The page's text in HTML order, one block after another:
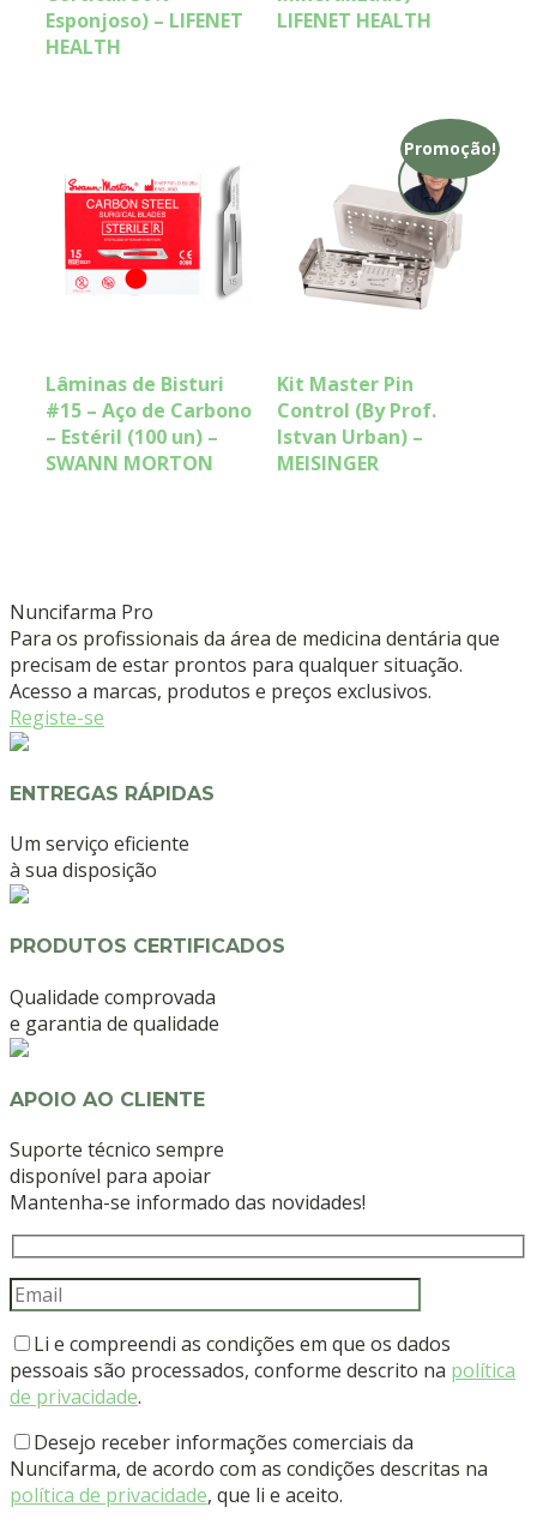
Esponjoso) – LIFENET
HEALTH
LIFENET HEALTH
Lâminas de Bisturi
#15 – Aço de Carbono
– Estéril (100 un) –
SWANN MORTON
Promoção!
Kit Master Pin
Control (By Prof.
Istvan Urban) –
MEISINGER
Nuncifarma Pro
Para os profissionais da área de medicina dentária que
precisam de estar prontos para qualquer situação.
Acesso a marcas, produtos e preços exclusivos.
Registe-se
ENTREGAS RÁPIDAS
Um serviço eficiente
à sua disposição
PRODUTOS CERTIFICADOS
Qualidade comprovada
e garantia de qualidade
APOIO AO CLIENTE
Suporte técnico sempre
disponível para apoiar
Mantenha-se informado das novidades!
Li e compreendi as condições em que os dados
pessoais são processados, conforme descrito na política
de privacidade.
Desejo receber informações comerciais da
Nuncifarma, de acordo com as condições descritas na
política de privacidade, que li e aceito.